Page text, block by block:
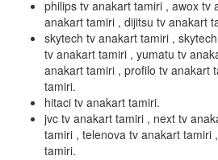
philips tv anakart tamiri , awox tv
anakart tamiri , dijitsu tv anakart
skytech tv anakart tamiri ,
tv anakart tamiri , yumatu tv
anakart tamiri , profilo tv anakart
tamiri.
hitaci tv anakart tamiri.
jvc tv anakart tamiri , next tv
tamiri , telenova tv anakart tamiri
tamiri.